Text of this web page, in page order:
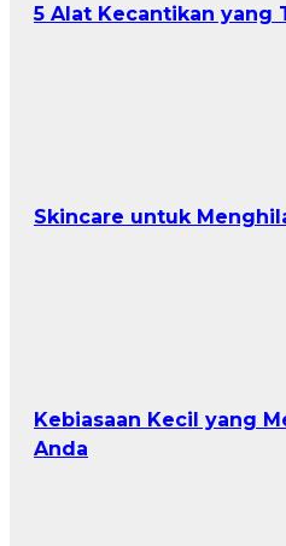
5 Alat Kecantikan yang
Skincare untuk
Kebiasaan Kecil yang
Anda